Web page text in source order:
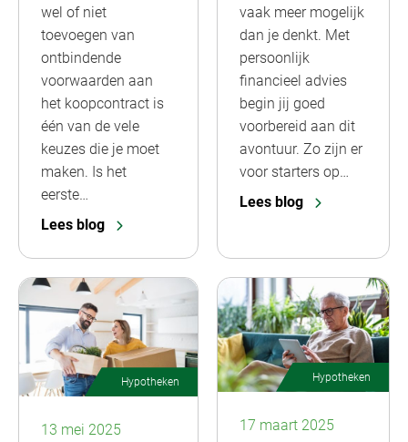
wel of niet
toevoegen van
ontbindende
voorwaarden aan
het koopcontract is
één van de vele
keuzes die je moet
maken. Is het
eerste…
Lees blog
vaak meer mogelijk
dan je denkt. Met
persoonlijk
financieel advies
begin jij goed
voorbereid aan dit
avontuur. Zo zijn er
voor starters op…
Lees blog
Hypotheken
13 mei 2025
Hypotheken
17 maart 2025